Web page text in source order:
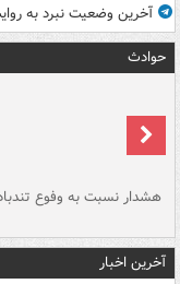
آخرین وضعیت نبرد به
حوادث
هشدار نسبت به وفوع
آخرین اخبار